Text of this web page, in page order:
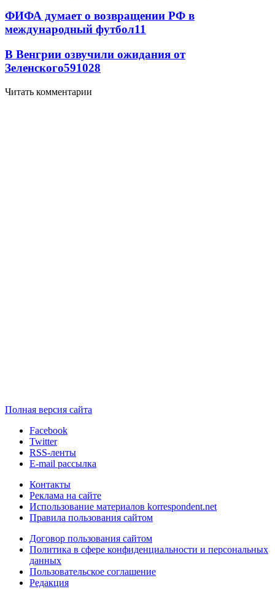
ФИФА думает о возвращении РФ в
международный футбол11
В Венгрии озвучили ожидания от
Зеленского591028
Читать комментарии
Полная версия сайта
Facebook
Twitter
RSS-ленты
E-mail рассылка
Контакты
Реклама на сайте
Использование материалов korrespondent.net
Правила пользования сайтом
Договор пользования сайтом
Политика в сфере конфиденциальности и персональных
данных
Пользовательское соглашение
Редакция